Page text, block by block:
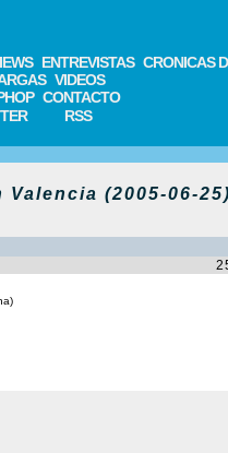
ENTREVISTAS CRONICAS
VIDEOS
CONTACTO
RSS
Valencia (2005-06-